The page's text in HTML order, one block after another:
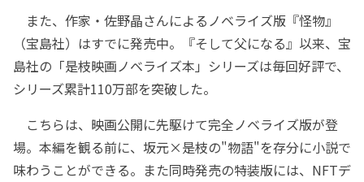
また、作家・佐野晶さんによるノベライズ版『怪物』
（宝島社）はすでに発売中。『そして父になる』以来、宝
島社の「是枝映画ノベライズ本」シリーズは毎回好評で、
シリーズ累計110万部を突破した。
こちらは、映画公開に先駆けて完全ノベライズ版が登
場。本編を観る前に、坂元×是枝の"物語"を存分に小説で
味わうことができる。また同時発売の特装版には、NFTデ